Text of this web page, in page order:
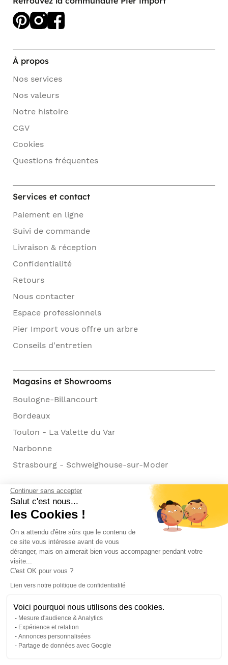
Continuer sans accepter
Salut c'est nous...
les Cookies !
On a attendu d'être sûrs que le contenu de
ce site vous intéresse avant de vous
déranger, mais on aimerait bien vous accompagner pendant votre
visite...
C'est OK pour vous ?
Lien vers notre politique de confidentialité
Voici pourquoi nous utilisons des cookies.
Mesure d'audience & Analytics
Expérience et relation
Annonces personnalisées
Partage de données avec Google
À propos
Nos services
Nos valeurs
Notre histoire
CGV
Cookies
Questions fréquentes
Services et contact
Paiement en ligne
Suivi de commande
Livraison & réception
Confidentialité
Retours
Nous contacter
Espace professionnels
Pier Import vous offre un arbre
Conseils d'entretien
Magasins et Showrooms
Boulogne-Billancourt
Bordeaux
Toulon - La Valette du Var
Narbonne
Strasbourg - Schweighouse-sur-Moder
Modes de paiement acceptés
© Pier Import
Mentions legales· Credits·Plan du site